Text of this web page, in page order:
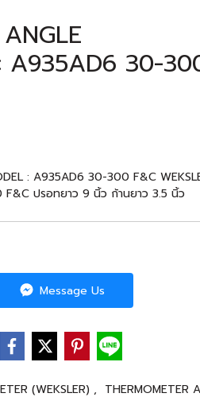
A935AD6 30-
: A935AD6 30-300 F&C
ปรอทยาว 9 นิ้ว ก้านยาว 3.5 นิ้ว
Message Us
(WEKSLER) , THERMOMETER